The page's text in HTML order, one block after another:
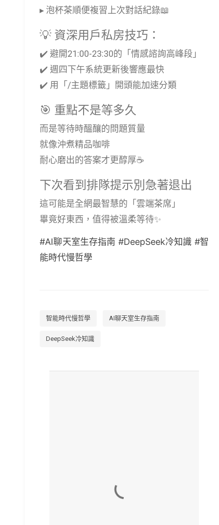
▸ 泡杯茶順便複習上次對話紀錄📖
💡 資深用戶私房技巧：
✔️ 避開21:00-23:30的「情感諮詢高峰段」
✔️ 週四下午系統更新後響應最快
✔️ 用「/主題標籤」開頭能加速分類
🎯 重點不是等多久
而是等待時醞釀的問題質量
就像沖煮精品咖啡
耐心磨出的答案才更醇厚☕
下次看到排隊提示別急著退出
這可能是全網最智慧的「雲端茶席」
畢竟好東西，值得被溫柔等待✨
#AI聊天室生存指南 #DeepSeek冷知識 #智
能時代慢哲學
智能時代慢哲學 AI聊天室生存指南
DeepSeek冷知識